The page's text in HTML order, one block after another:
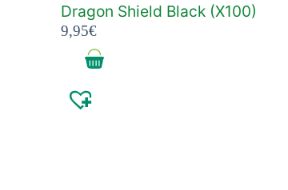
Dragon Shield Black (X100)
9,95€